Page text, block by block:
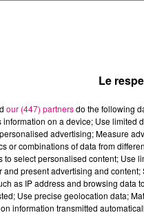
Le
our (447) partnersdo the following
information on a device; Use limited
advertising; Measure
or combinations of data from
to select personalised content; Use
and present advertising and
as IP address and browsing data
Use precise geolocation data;
information transmitted